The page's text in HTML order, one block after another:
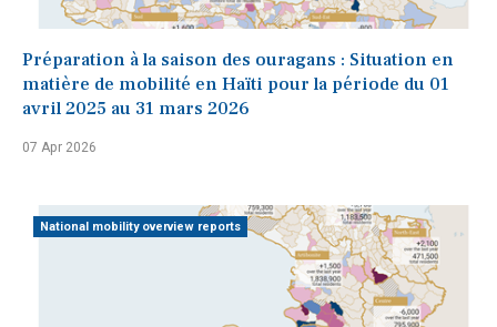
Préparation à la saison des ouragans : Situation en
matière de mobilité en Haïti pour la période du 01
avril 2025 au 31 mars 2026
07 Apr 2026
National mobility overview reports